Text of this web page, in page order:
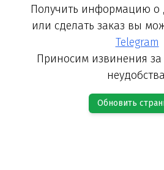
Получить информацию о
или сделать заказ вы
Telegram
Приносим извинения
Обновить